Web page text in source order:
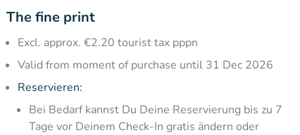
The fine print
Excl. approx. €2.20 tourist tax pppn
Valid from moment of purchase until 31 Dec 2026
Reservieren:
Bei Bedarf kannst Du Deine Reservierung bis zu 7
Tage vor Deinem Check-In gratis ändern oder